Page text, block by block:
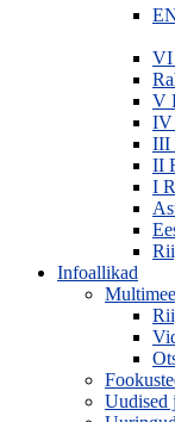
VI
V
IV
III
II
I
Infoallikad
Uudised